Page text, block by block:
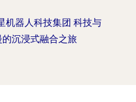
机器人科技集团 科技与
的沉浸式融合之旅